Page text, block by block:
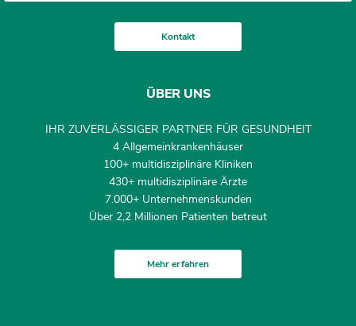
Kontakt
ÜBER UNS
IHR ZUVERLÄSSIGER PARTNER FÜR GESUNDHEIT
4 Allgemeinkrankenhäuser
100+ multidisziplinäre Kliniken
430+ multidisziplinäre Ärzte
7.000+ Unternehmenskunden
Über 2,2 Millionen Patienten betreut
Mehr erfahren